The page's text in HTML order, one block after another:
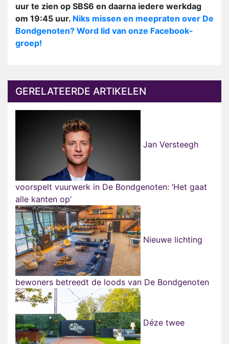
uur te zien op SBS6 en daarna iedere werkdag
om 19:45 uur. Niks missen en meepraten over De
Bondgenoten? Word lid van onze Facebook-
groep!
GERELATEERDE ARTIKELEN
Jan Versteegh
voorspelt vuurwerk in De Bondgenoten: ‘Het gaat
alle kanten op’
Nieuwe lichting
bewoners betreedt de loods van De Bondgenoten
Déze twee